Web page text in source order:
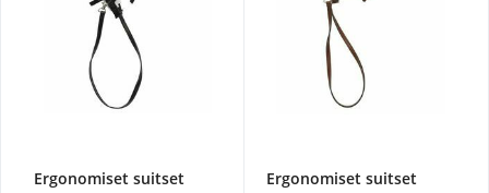
Ergonomiset suitset
Ergonomiset suitset